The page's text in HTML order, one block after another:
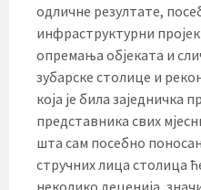
одличне резултате,
инфраструктурни
опремања објеката и
зубарске столице и
која је била заједничка
представника свих
шта сам посебно
стручних лица столица
неколико деценија,